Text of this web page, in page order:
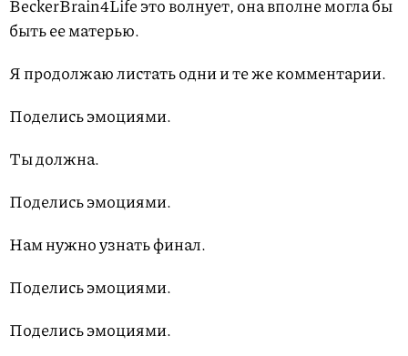
BeckerBrain4Life это волнует, она вполне могла бы
быть ее матерью.
Я продолжаю листать одни и те же комментарии.
Поделись эмоциями.
Ты должна.
Поделись эмоциями.
Нам нужно узнать финал.
Поделись эмоциями.
Поделись эмоциями.